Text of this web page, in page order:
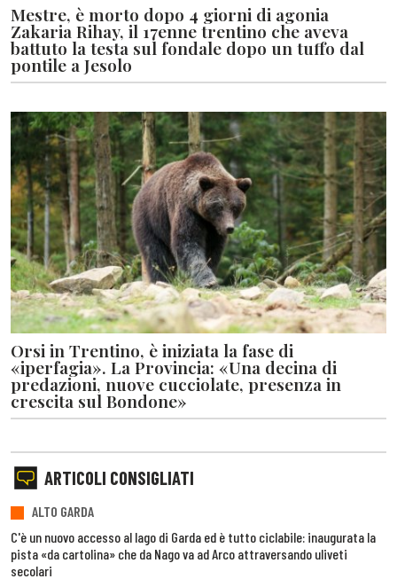
Mestre, è morto dopo 4 giorni di agonia
Zakaria Rihay, il 17enne trentino che aveva
battuto la testa sul fondale dopo un tuffo dal
pontile a Jesolo
Orsi in Trentino, è iniziata la fase di
«iperfagia». La Provincia: «Una decina di
predazioni, nuove cucciolate, presenza in
crescita sul Bondone»
ARTICOLI CONSIGLIATI
ALTO GARDA
C'è un nuovo accesso al lago di Garda ed è tutto ciclabile: inaugurata la
pista «da cartolina» che da Nago va ad Arco attraversando uliveti
secolari